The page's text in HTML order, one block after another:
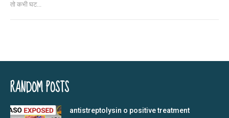
तो कभी घट...
RANDOM POSTS
antistreptolysin o positive treatment